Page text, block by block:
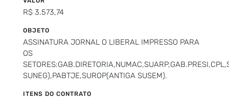
R$ 3.573,74
OBJETO
ASSINATURA JORNAL O LIBERAL IMPRESSO PARA
OS
SUNEG),PABTJE,SUROP(ANTIGA SUSEM).
ITENS DO CONTRATO